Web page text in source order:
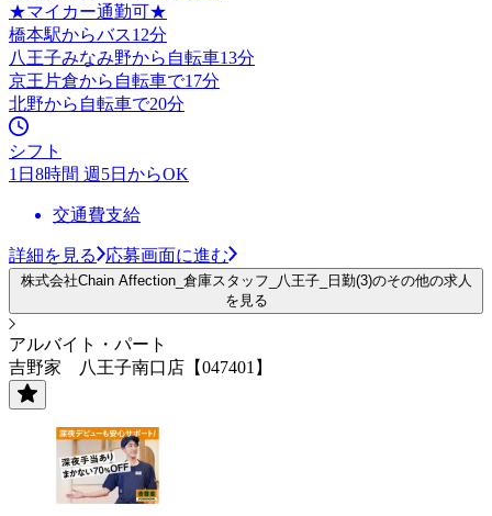
★マイカー通勤可★
橋本駅からバス12分
八王子みなみ野から自転車13分
京王片倉から自転車で17分
北野から自転車で20分
シフト
1日8時間 週5日からOK
交通費支給
詳細を見る 応募画面に進む
株式会社Chain Affection_倉庫スタッフ_八王子_日勤(3)のその他の求人
を見る
アルバイト・パート
吉野家 八王子南口店【047401】